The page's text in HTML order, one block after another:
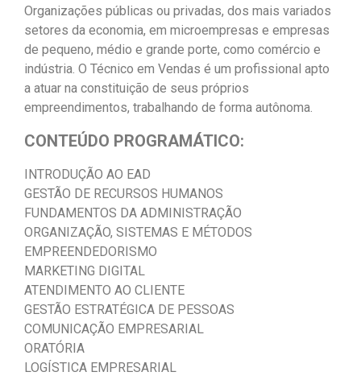
Organizações públicas ou privadas, dos mais variados
setores da economia, em microempresas e empresas
de pequeno, médio e grande porte, como comércio e
indústria. O Técnico em Vendas é um profissional apto
a atuar na constituição de seus próprios
empreendimentos, trabalhando de forma autônoma.
CONTEÚDO PROGRAMÁTICO:
INTRODUÇÃO AO EAD
GESTÃO DE RECURSOS HUMANOS
FUNDAMENTOS DA ADMINISTRAÇÃO
ORGANIZAÇÃO, SISTEMAS E MÉTODOS
EMPREENDEDORISMO
MARKETING DIGITAL
ATENDIMENTO AO CLIENTE
GESTÃO ESTRATÉGICA DE PESSOAS
COMUNICAÇÃO EMPRESARIAL
ORATÓRIA
LOGÍSTICA EMPRESARIAL